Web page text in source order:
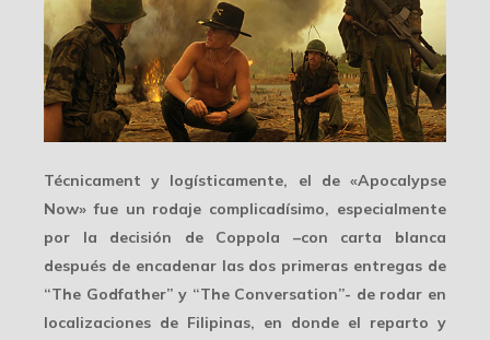
Técnicament y logísticamente, el de «Apocalypse
Now» fue un rodaje complicadísimo, especialmente
por la decisión de Coppola –con carta blanca
después de encadenar las dos primeras entregas de
“The Godfather” y “The Conversation”- de rodar en
localizaciones de Filipinas, en donde el reparto y